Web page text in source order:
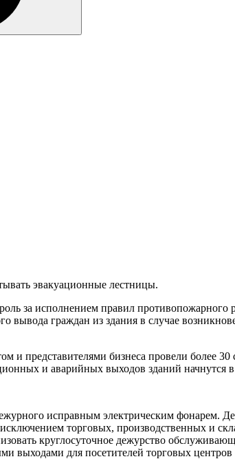
эвакуационные лестницы.
за исполнением правил противопожарного
вывода граждан из здания в случае
и представителями бизнеса провели более
и аварийных выходов зданий начнутся
исправным электрическим фонарем.
торговых, производственных и
круглосуточное дежурство
выходами для посетителей торговых